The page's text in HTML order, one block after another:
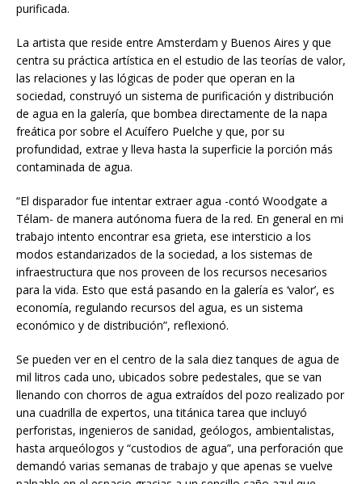
purificada.
La artista que reside entre Amsterdam y Buenos Aires y que
centra su práctica artística en el estudio de las teorías de valor,
las relaciones y las lógicas de poder que operan en la
sociedad, construyó un sistema de purificación y distribución
de agua en la galería, que bombea directamente de la napa
freática por sobre el Acuífero Puelche y que, por su
profundidad, extrae y lleva hasta la superficie la porción más
contaminada de agua.
“El disparador fue intentar extraer agua -contó Woodgate a
Télam- de manera autónoma fuera de la red. En general en mi
trabajo intento encontrar esa grieta, ese intersticio a los
modos estandarizados de la sociedad, a los sistemas de
infraestructura que nos proveen de los recursos necesarios
para la vida. Esto que está pasando en la galería es ‘valor’, es
economía, regulando recursos del agua, es un sistema
económico y de distribución”, reflexionó.
Se pueden ver en el centro de la sala diez tanques de agua de
mil litros cada uno, ubicados sobre pedestales, que se van
llenando con chorros de agua extraídos del pozo realizado por
una cuadrilla de expertos, una titánica tarea que incluyó
perforistas, ingenieros de sanidad, geólogos, ambientalistas,
hasta arqueólogos y “custodios de agua”, una perforación que
demandó varias semanas de trabajo y que apenas se vuelve